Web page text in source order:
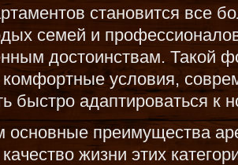
становится все
семей и
достоинствам. Такой
комфортные условия,
быстро адаптироваться к
основные преимущества
жизни этих